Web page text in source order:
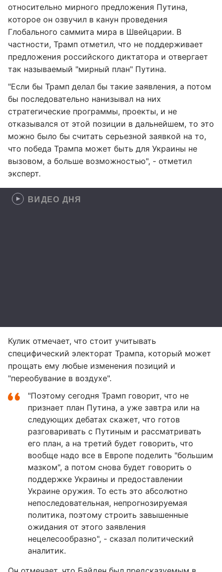
относительно мирного предложения Путина,
которое он озвучил в канун проведения
Глобального саммита мира в Швейцарии. В
частности, Трамп отметил, что не поддерживает
предложения российского диктатора и отвергает
так называемый "мирный план" Путина.
"Если бы Трамп делал бы такие заявления, а потом
бы последовательно нанизывал на них
стратегические программы, проекты, и не
отказывался от этой позиции в дальнейшем, то это
можно было бы считать серьезной заявкой на то,
что победа Трампа может быть для Украины не
вызовом, а больше возможностью", - отметил
эксперт.
ВИДЕО ДНЯ
Кулик отмечает, что стоит учитывать
специфический электорат Трампа, который может
прощать ему любые изменения позиций и
"переобувание в воздухе".
"Поэтому сегодня Трамп говорит, что не
признает план Путина, а уже завтра или на
следующих дебатах скажет, что готов
разговаривать с Путиным и рассматривать
его план, а на третий будет говорить, что
вообще надо все в Европе поделить "большим
мазком", а потом снова будет говорить о
поддержке Украины и предоставлении
Украине оружия. То есть это абсолютно
непоследовательная, непрогнозируемая
политика, поэтому строить завышенные
ожидания от этого заявления
нецелесообразно", - сказал политический
аналитик.